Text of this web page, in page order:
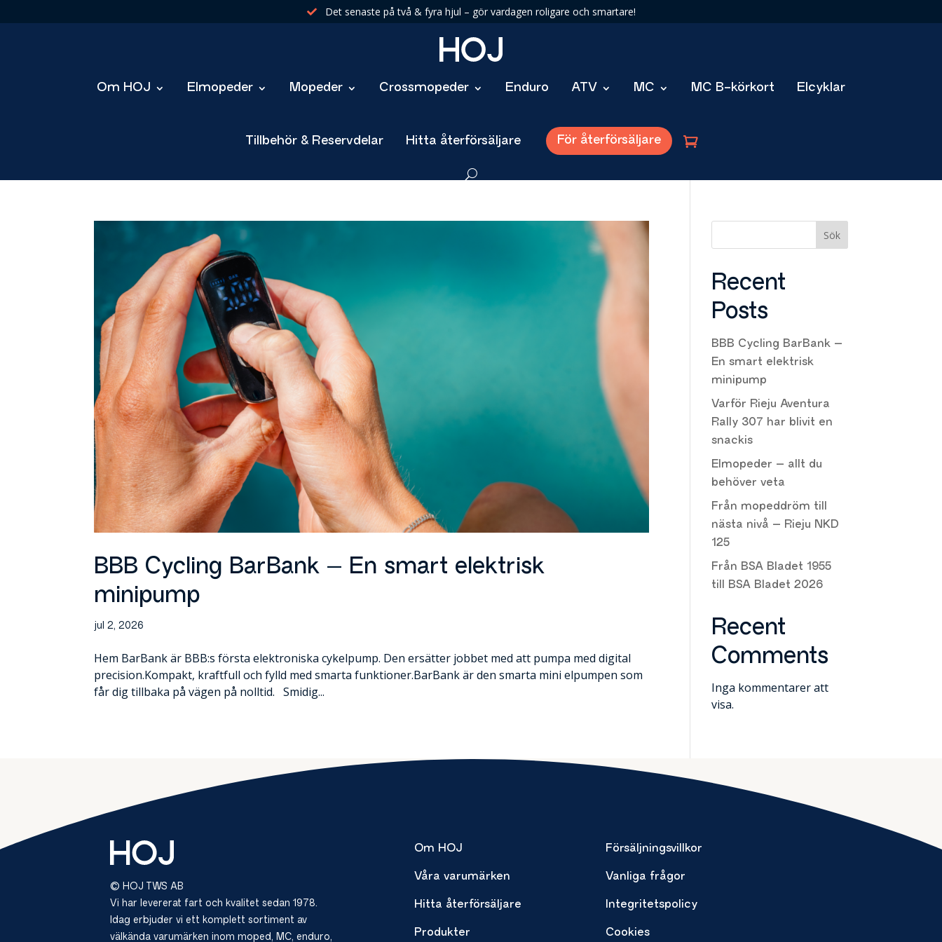
 Det senaste på två & fyra hjul – gör vardagen roligare och smartare!
Om HOJ Elmopeder Mopeder Crossmopeder Enduro ATV MC MC B-körkort Elcyklar
Tillbehör & Reservdelar Hitta återförsäljare För återförsäljare
BBB Cycling BarBank – En smart elektrisk
minipump
jul 2, 2026
Hem BarBank är BBB:s första elektroniska cykelpump. Den ersätter jobbet med att pumpa med digital
precision.Kompakt, kraftfull och fylld med smarta funktioner.BarBank är den smarta mini elpumpen som
får dig tillbaka på vägen på nolltid. Smidig...
Sök
Recent
Posts
BBB Cycling BarBank –
En smart elektrisk
minipump
Varför Rieju Aventura
Rally 307 har blivit en
snackis
Elmopeder – allt du
behöver veta
Från mopeddröm till
nästa nivå – Rieju NKD
125
Från BSA Bladet 1955
till BSA Bladet 2026
Recent
Comments
Inga kommentarer att
visa.
© HOJ TWS AB
Vi har levererat fart och kvalitet sedan 1978.
Idag erbjuder vi ett komplett sortiment av
välkända varumärken inom moped, MC, enduro,
Om HOJ
Våra varumärken
Hitta återförsäljare
Produkter
Försäljningsvillkor
Vanliga frågor
Integritetspolicy
Cookies